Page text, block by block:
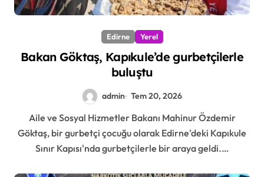
Edirne Yerel
Bakan Göktaş, Kapıkule’de gurbetçilerle
buluştu
admin Tem 20, 2026
Aile ve Sosyal Hizmetler Bakanı Mahinur Özdemir
Göktaş, bir gurbetçi çocuğu olarak Edirne'deki Kapıkule
Sınır Kapısı'nda gurbetçilerle bir araya geldi.…